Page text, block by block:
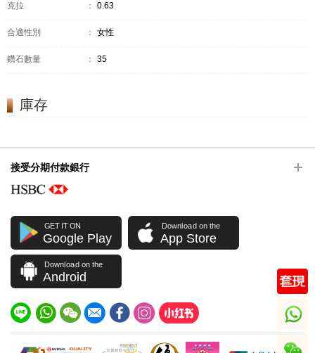
克拉 ： 0.63
合適性別 ： 女性
鑽石數量 ： 35
庫存
接受分期付款銀行
GET IT ON
Google Play
Download on the
App Store
Download on the
Android
whatsapp